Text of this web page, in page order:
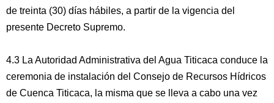
de treinta (30) días hábiles, a partir de la vigencia del
presente Decreto Supremo.
4.3 La Autoridad Administrativa del Agua Titicaca conduce la
ceremonia de instalación del Consejo de Recursos Hídricos
de Cuenca Titicaca, la misma que se lleva a cabo una vez